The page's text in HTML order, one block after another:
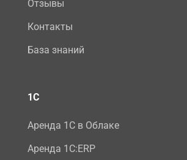
Отзывы
Контакты
База знаний
1С
Аренда 1С в Облаке
Аренда 1С:ERP